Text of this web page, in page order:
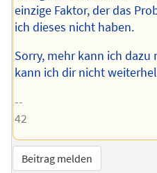
einzige Faktor, der das
ich dieses nicht haben.
Sorry, mehr kann ich dazu
kann ich dir nicht
--
42
Beitrag melden